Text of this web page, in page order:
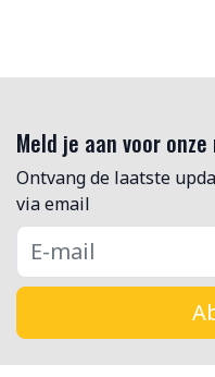
Meld je aan voor
Ontvang de laatste
via email